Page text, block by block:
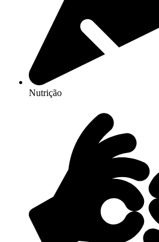
Nutrição